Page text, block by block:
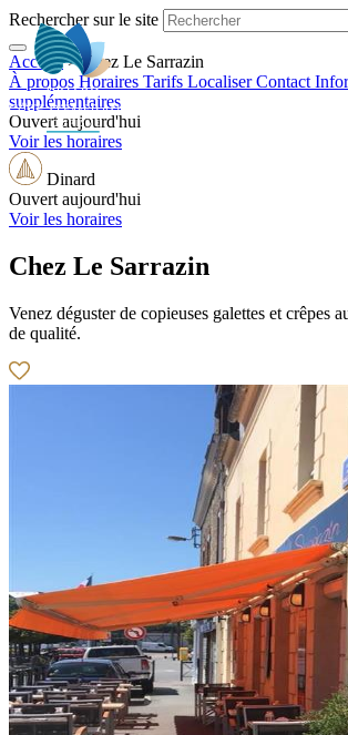
Rechercher sur le site
Accueil>Chez Le Sarrazin
À propos Horaires Tarifs Localiser Contact
supplémentaires
Ouvert aujourd'hui
Voir les horaires
Dinard
Ouvert aujourd'hui
Voir les horaires
Chez Le Sarrazin
Venez déguster de copieuses galettes et crêpes
de qualité.